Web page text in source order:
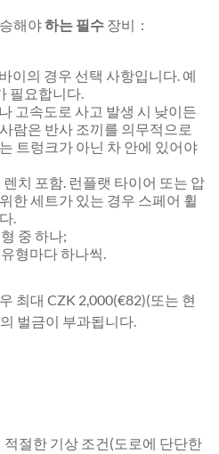
해야하는 필수 장비 :
이의 경우 선택 사항입니다. 예
필요합니다.
고속도로 사고 발생 시 낮이든
람은 반사 조끼를 의무적으로
트렁크가 아닌 차 안에 있어야
렌치 포함. 런플랫 타이어 또는 압
한 세트가 있는 경우 스페어 휠
.
중 하나;
형마다 하나씩.
최대 CZK 2,000(€82)(또는 현
벌금이 부과됩니다.
절한 기상 조건(도로에 단단한